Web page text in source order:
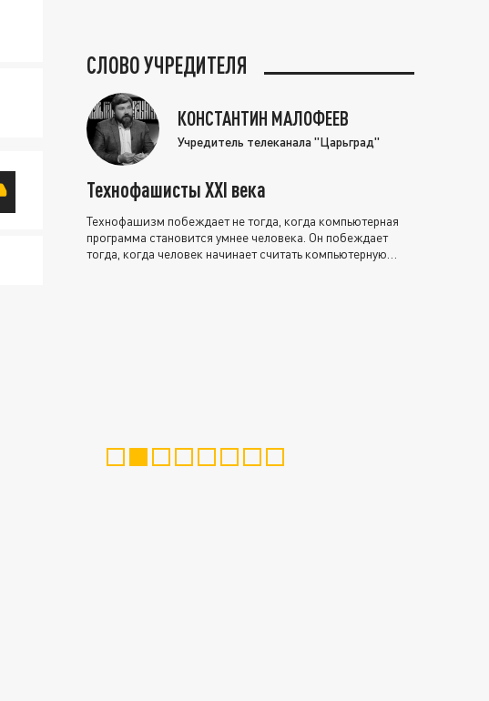
СЛОВО УЧРЕДИТЕЛЯ
КОНСТАНТИН МАЛОФЕЕВ
Учредитель телеканала "Царьград"
Технофашисты XXI века
Технофашизм побеждает не тогда, когда компьютерная
программа становится умнее человека. Он побеждает
тогда, когда человек начинает считать компьютерную